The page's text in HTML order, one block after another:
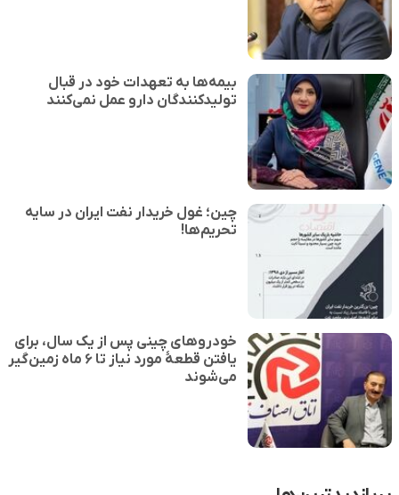
بیمه‌ها به تعهدات خود در قبال
تولیدکنندگان دارو عمل نمی‌کنند
چین؛ غول خریدار نفت ایران در سایه
تحریم‌ها!
خودروهای چینی پس از یک سال، برای
یافتن قطعهٔ مورد نیاز تا ۶ ماه زمین‌گیر
می‌شوند